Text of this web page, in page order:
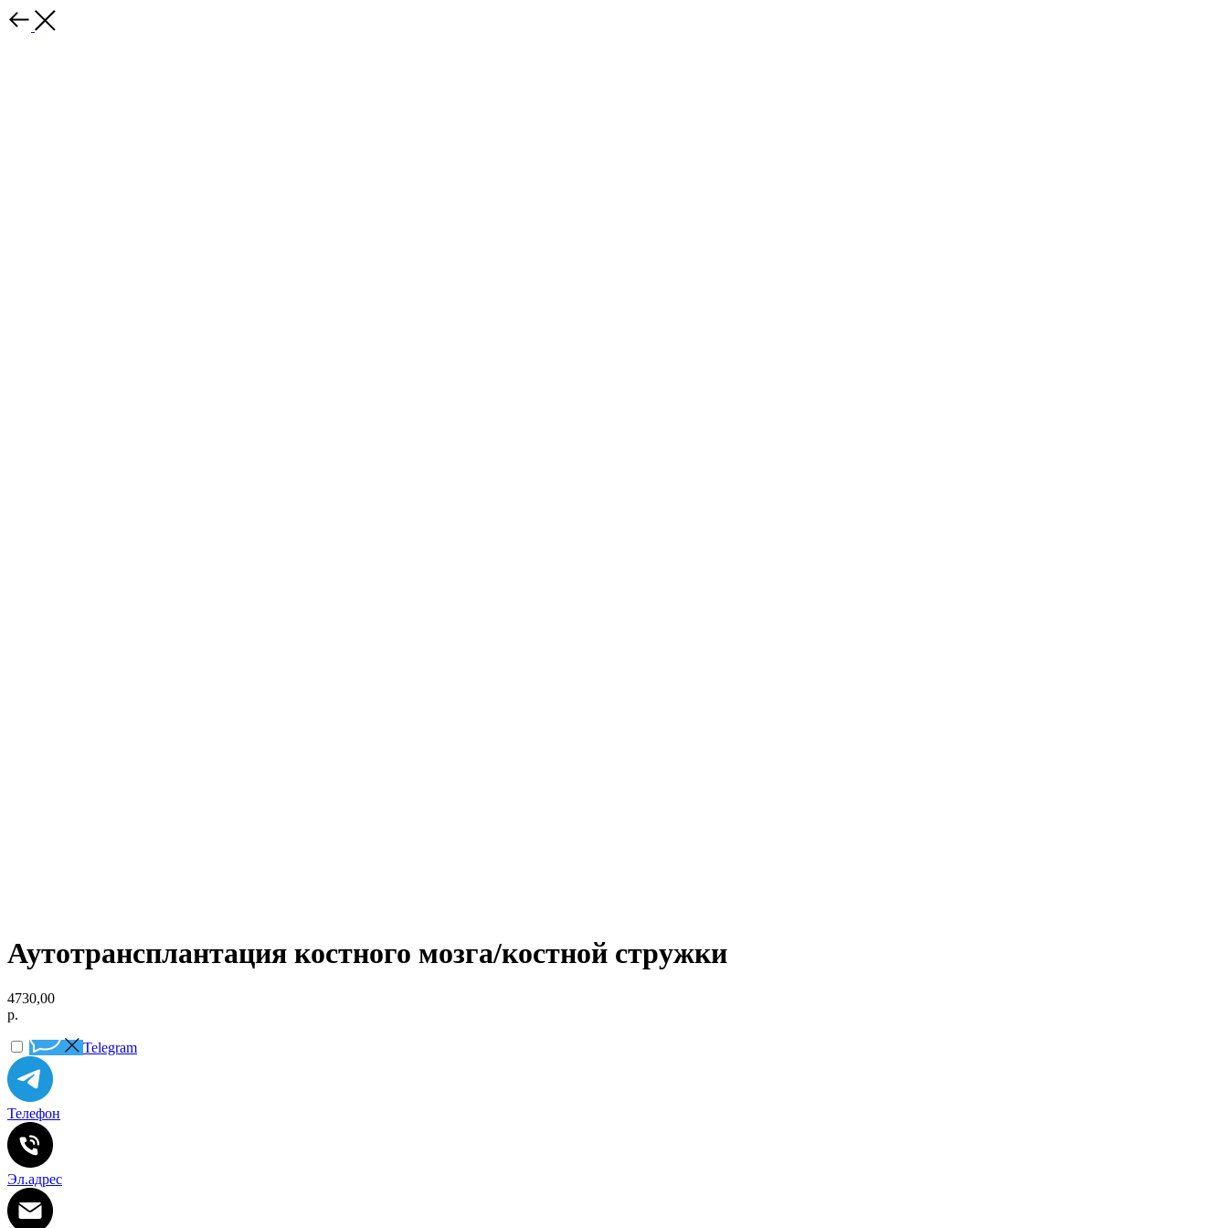
Аутотрансплантация костного мозга/костной стружки
4730,00
р.
Telegram
Телефон
Эл.адрес